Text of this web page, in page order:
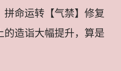
拼命运转【气禁】修复
的造诣大幅提升，算是